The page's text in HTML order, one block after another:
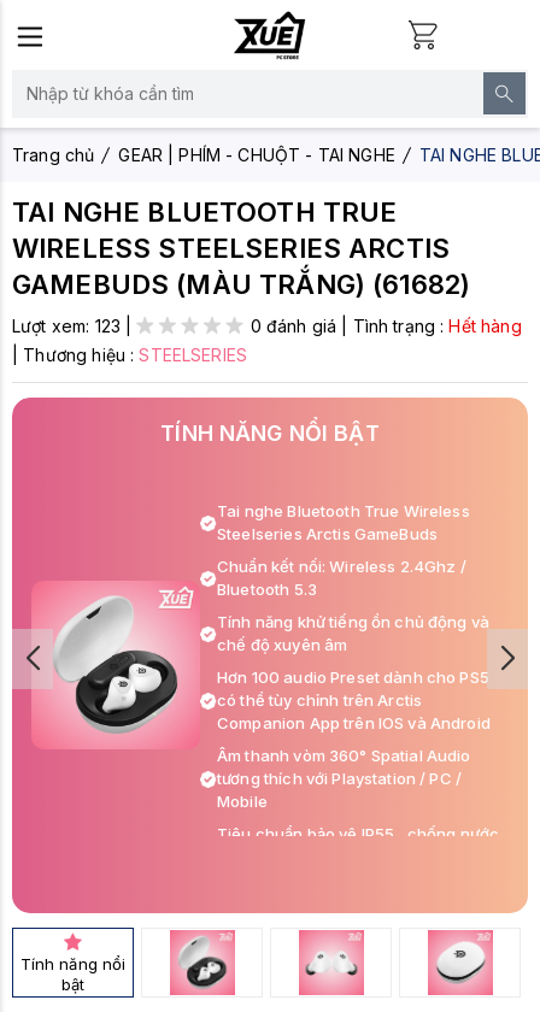
Trang chủ GEAR | PHÍM - CHUỘT - TAI NGHE TAI NGHE
TAI NGHE BLUETOOTH TRUE
WIRELESS STEELSERIES ARCTIS
GAMEBUDS (MÀU TRẮNG) (61682)
Lượt xem: 123 | 0 đánh giá Tình trạng :Hết hàng
Thương hiệu :STEELSERIES
TÍNH NĂNG NỔI BẬT
Tai nghe Bluetooth True Wireless
Steelseries Arctis GameBuds
Chuẩn kết nối: Wireless 2.4Ghz /
Bluetooth 5.3
Tính năng khử tiếng ồn chủ động và
chế độ xuyên âm
Hơn 100 audio Preset dành cho PS5
có thể tùy chỉnh trên Arctis
Companion App trên IOS và Android
Âm thanh vòm 360° Spatial Audio
tương thích với Playstation / PC /
Mobile
Tiêu chuẩn bảo vệ IP55 , chống nước,
lên đến 40h với hộp sạc hỗ trợ sạc
không dâ Qi
Tính năng nổi
bật